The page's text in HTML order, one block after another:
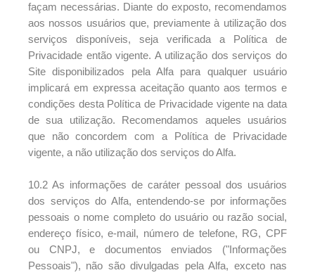
façam necessárias. Diante do exposto, recomendamos
aos nossos usuários que, previamente à utilização dos
serviços disponíveis, seja verificada a Política de
Privacidade então vigente. A utilização dos serviços do
Site disponibilizados pela Alfa para qualquer usuário
implicará em expressa aceitação quanto aos termos e
condições desta Política de Privacidade vigente na data
de sua utilização. Recomendamos aqueles usuários
que não concordem com a Política de Privacidade
vigente, a não utilização dos serviços do Alfa.
10.2 As informações de caráter pessoal dos usuários
dos serviços do Alfa, entendendo-se por informações
pessoais o nome completo do usuário ou razão social,
endereço físico, e-mail, número de telefone, RG, CPF
ou CNPJ, e documentos enviados ("Informações
Pessoais"), não são divulgadas pela Alfa, exceto nas